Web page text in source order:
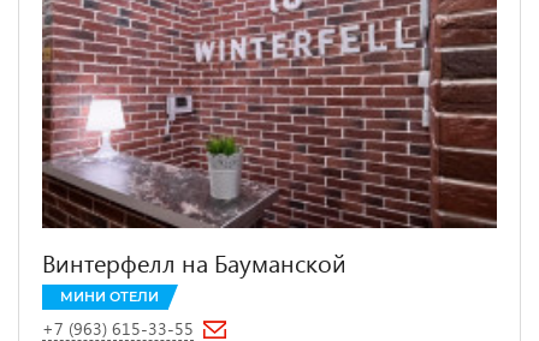
Винтерфелл на Бауманской
МИНИ ОТЕЛИ
+7 (963) 615-33-55